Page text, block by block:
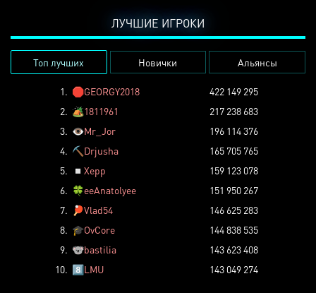
ЛУЧШИЕ ИГРОКИ
Топ лучших Новички Альянсы
1. 🛑GEORGY2018
422 149 295
2. 🏕️1811961
217 238 683
3. 👁️Mr_Jor
196 114 376
4. ⛏️ Drjusha
165 705 765
5.
◽ Xepp
159 123 078
6. 🍀eeAnatolyee
151 950 267
7.
🏓Vlad54
146 625 283
8. 🎓OvCore
144 838 535
9. 🐨bastilia
143 623 408
10. 8️⃣LMU 143 049 274